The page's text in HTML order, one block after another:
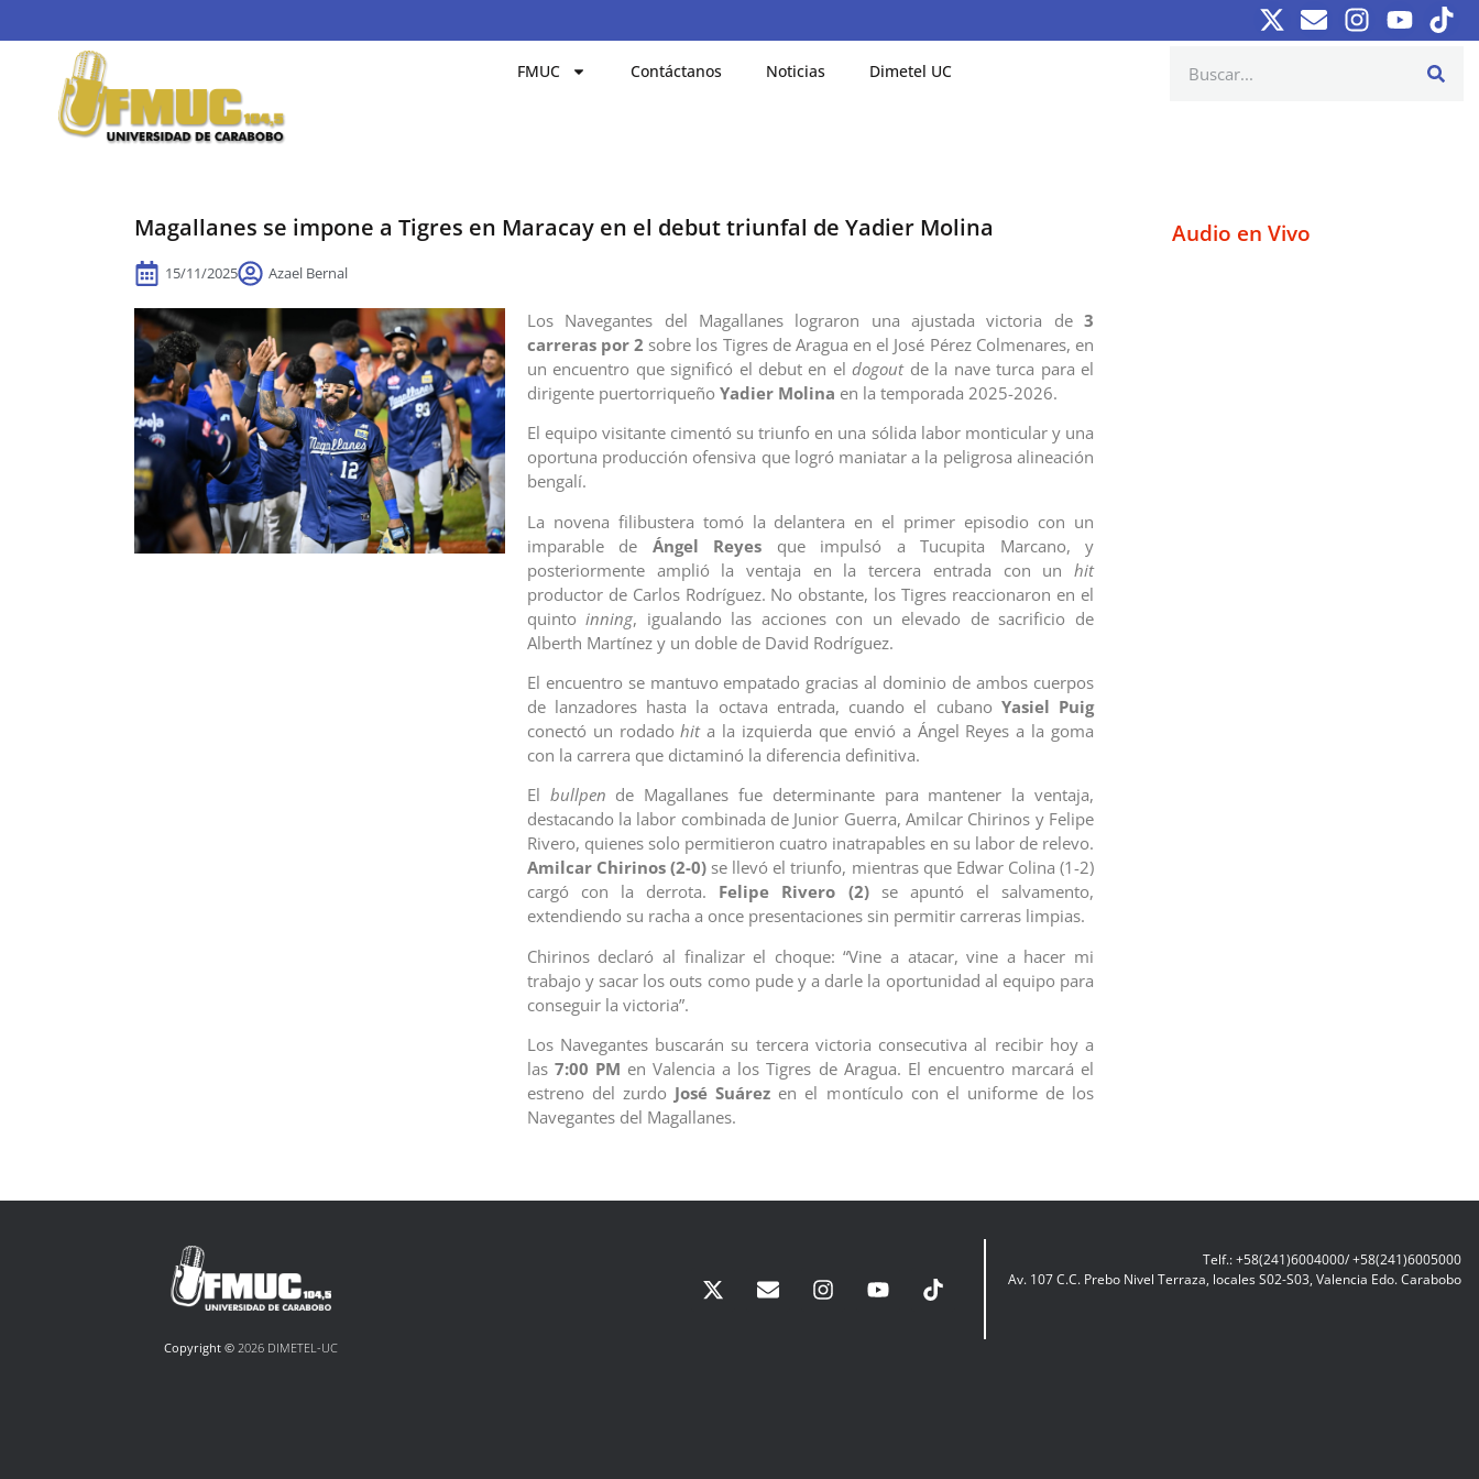
FMUC Contáctanos Noticias Dimetel UC
Magallanes se impone a Tigres en Maracay en el debut triunfal de Yadier Molina
15/11/2025 Azael Bernal
Los Navegantes del Magallanes lograron una ajustada victoria de 3
carreras por 2 sobre los Tigres de Aragua en el José Pérez Colmenares, en
un encuentro que significó el debut en eldogoutde la nave turca para el
dirigente puertorriqueño Yadier Molina en la temporada 2025-2026.
El equipo visitante cimentó su triunfo en una sólida labor monticular y una
oportuna producción ofensiva que logró maniatar a la peligrosa alineación
bengalí.
La novena filibustera tomó la delantera en el primer episodio con un
imparable de Ángel Reyes que impulsó a Tucupita Marcano, y
posteriormente amplió la ventaja en la tercera entrada con un hit
productor de Carlos Rodríguez. No obstante, los Tigres reaccionaron en el
quintoinning, igualando las acciones con un elevado de sacrificio de
Alberth Martínez y un doble de David Rodríguez.
El encuentro se mantuvo empatado gracias al dominio de ambos cuerpos
de lanzadores hasta la octava entrada, cuando el cubano Yasiel Puig
conectó un rodadohita la izquierda que envió a Ángel Reyes a la goma
con la carrera que dictaminó la diferencia definitiva.
El bullpen de Magallanes fue determinante para mantener la ventaja,
destacando la labor combinada de Junior Guerra, Amilcar Chirinos y Felipe
Rivero, quienes solo permitieron cuatro inatrapables en su labor de relevo.
Amilcar Chirinos (2-0) se llevó el triunfo, mientras que Edwar Colina (1-2)
cargó con la derrota. Felipe Rivero (2)se apuntó el salvamento,
extendiendo su racha a once presentaciones sin permitir carreras limpias.
Chirinos declaró al finalizar el choque: “Vine a atacar, vine a hacer mi
trabajo y sacar los outs como pude y a darle la oportunidad al equipo para
conseguir la victoria”.
Los Navegantes buscarán su tercera victoria consecutiva al recibir hoy a
las 7:00 PM en Valencia a los Tigres de Aragua. El encuentro marcará el
estreno del zurdo José Suárez en el montículo con el uniforme de los
Navegantes del Magallanes.
Audio en Vivo
Copyright ©2026 DIMETEL-UC
Telf.: +58(241)6004000/ +58(241)6005000
Av. 107 C.C. Prebo Nivel Terraza, locales S02-S03, Valencia Edo. Carabobo